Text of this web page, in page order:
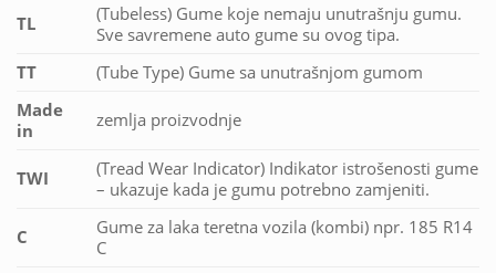
TL
(Tubeless) Gume koje nemaju unutrašnju gumu.
Sve savremene auto gume su ovog tipa.
TT
(Tube Type) Gume sa unutrašnjom gumom
Made
in
zemlja proizvodnje
TWI
(Tread Wear Indicator) Indikator istrošenosti gume
– ukazuje kada je gumu potrebno zamjeniti.
C
Gume za laka teretna vozila (kombi) npr. 185 R14
C